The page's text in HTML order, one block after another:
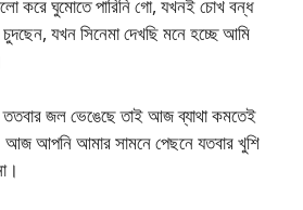
করে ঘুমোতে পারিনি গো, যখনই চোখ বন্ধ
যখন সিনেমা দেখছি মনে হচ্ছে আমি
ততবার জল ভেঙেছে তাই আজ ব্যাথা কমতেই
আপনি আমার সামনে পেছনে যতবার খুশি